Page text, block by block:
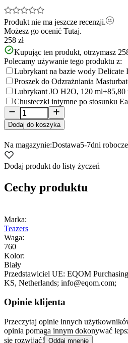
Produkt nie ma jeszcze recenzji.
Możesz go ocenić Tutaj.
258 zł
Kupując ten produkt, otrzymasz
Polecamy używanie tego produktu z:
Lubrykant na bazie wody Delicate
Proszek do Odzrażniania
Lubrykant JO H2O, 120 ml+85,80
Chusteczki intymne po stosunku
Dodaj do koszyka
Na magazynie:Dostawa5-7dni robocze
Dodaj produkt do listy życzeń
Cechy produktu
Marka:
Teazers
Waga:
760
Kolor:
Biały
Przedstawiciel UE: EQOM
KS, Netherlands; info@eqom.com;
Opinie klijenta
Przeczytaj opinie innych
opinia pomaga innym dokonywać
się rozwijać! Oddaj mnenje